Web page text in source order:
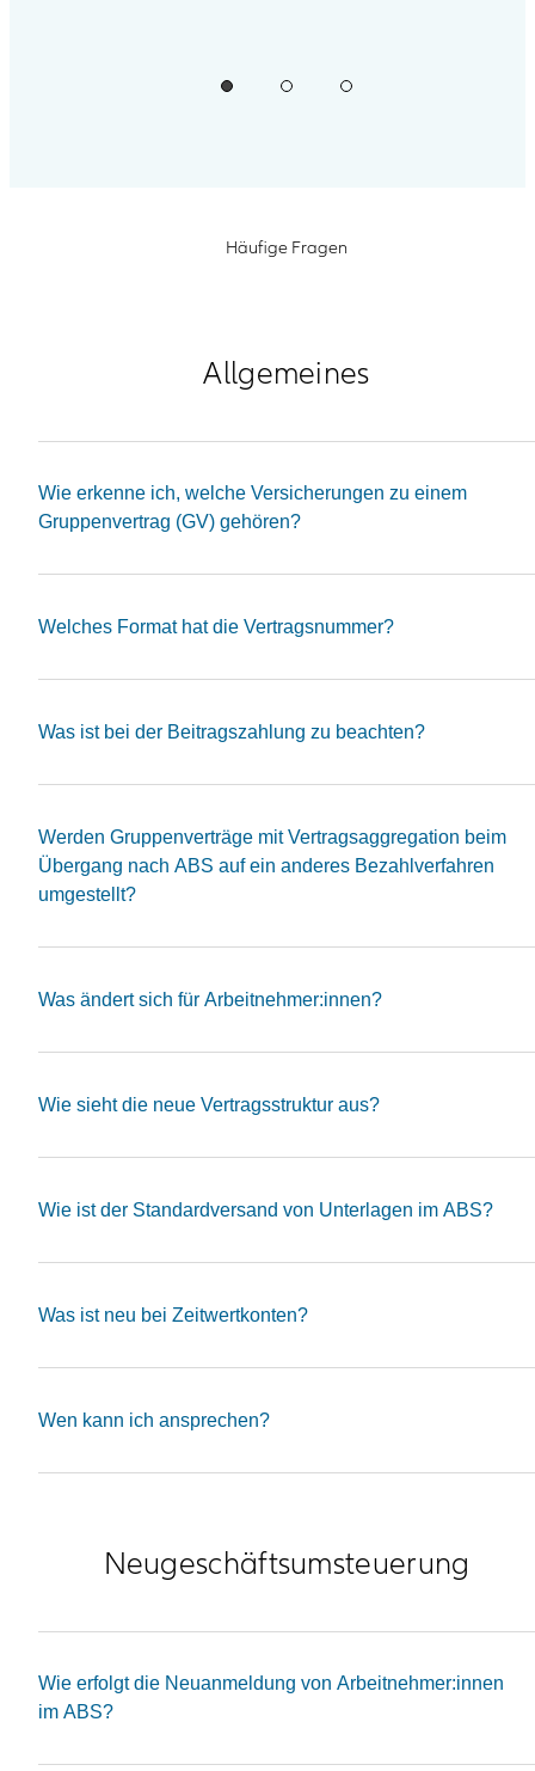
Häufige Fragen
Allgemeines
Wie erkenne ich, welche Versicherungen zu einem
Gruppenvertrag (GV) gehören?
Welches Format hat die Vertragsnummer?
Was ist bei der Beitragszahlung zu beachten?
Werden Gruppenverträge mit Vertragsaggregation beim
Übergang nach ABS auf ein anderes Bezahlverfahren
umgestellt?
Was ändert sich für Arbeitnehmer:innen?
Wie sieht die neue Vertragsstruktur aus?
Wie ist der Standardversand von Unterlagen im ABS?
Was ist neu bei Zeitwertkonten?
Wen kann ich ansprechen?
Neugeschäftsumsteuerung
Wie erfolgt die Neuanmeldung von Arbeitnehmer:innen
im ABS?